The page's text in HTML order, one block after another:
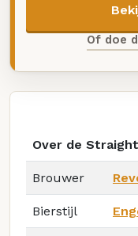
Of doe
Over de
Brouwer
Bierstijl